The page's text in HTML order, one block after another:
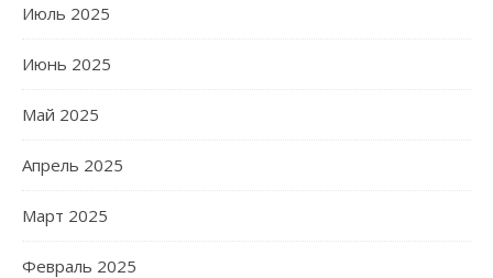
Июль 2025
Июнь 2025
Май 2025
Апрель 2025
Март 2025
Февраль 2025